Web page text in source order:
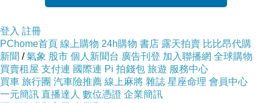
另外跟大家說
列"真的很夯
價格不錯的時候就要快下手
登入 註冊
PChome首頁 線上購物 24h購物 書店 露天拍賣 比比昂代購
新聞 /氣象 股市 個人新聞台 廣告刊登 加入聯播網 全球購物
買賣租屋 支付連 國際連 Pi 拍錢包 旅遊 服務中心
買車 旅行團 汽車險推薦 線上麻將 雜誌 星座命理 會員中心
一元簡訊 直播達人 數位憑證 企業簡訊